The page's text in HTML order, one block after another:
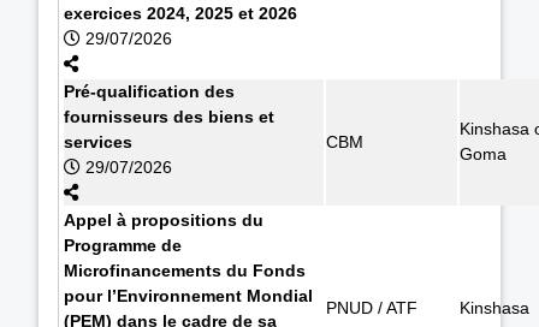
exercices 2024, 2025 et 2026
29/07/2026
Pré-qualification des
fournisseurs des biens et
services
29/07/2026
CBM
Kinshasa
Goma
Appel à propositions du
Programme de
Microfinancements du Fonds
pour l’Environnement Mondial
(PEM) dans le cadre de sa
PNUD / ATF Kinshasa